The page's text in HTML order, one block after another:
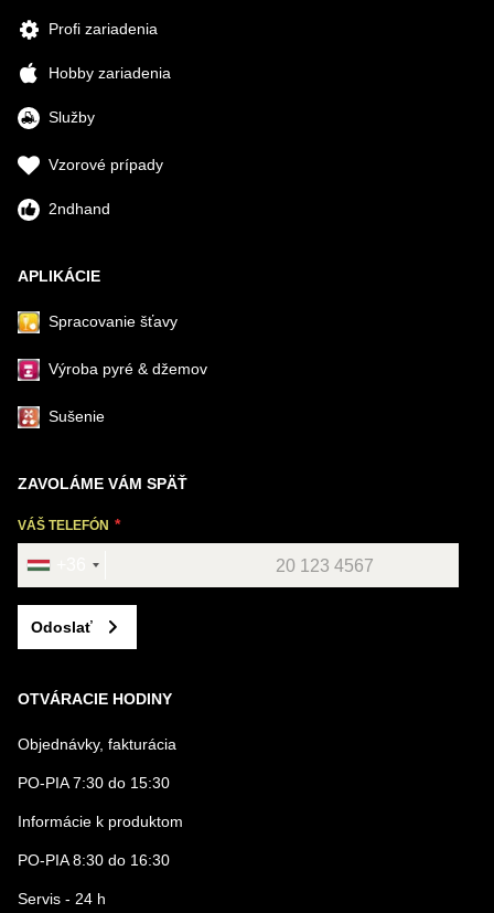
Profi zariadenia
Hobby zariadenia
Služby
Vzorové prípady
2ndhand
APLIKÁCIE
Spracovanie šťavy
Výroba pyré & džemov
Sušenie
ZAVOLÁME VÁM SPÄŤ
VÁŠ TELEFÓN
Odoslať
OTVÁRACIE HODINY
Objednávky, fakturácia
PO-PIA 7:30 do 15:30
Informácie k produktom
PO-PIA 8:30 do 16:30
Servis - 24 h